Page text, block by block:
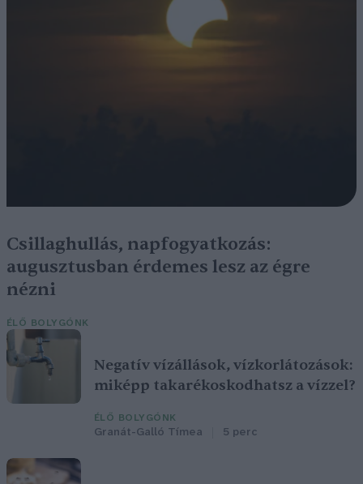
Csillaghullás, napfogyatkozás:
augusztusban érdemes lesz az égre
nézni
ÉLŐ BOLYGÓNK
Negatív vízállások, vízkorlátozások:
miképp takarékoskodhatsz a vízzel?
ÉLŐ BOLYGÓNK
Granát-Galló Tímea 5 perc